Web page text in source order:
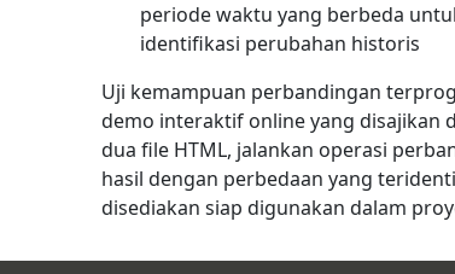
periode waktu yang berbeda
identifikasi perubahan historis
Uji kemampuan perbandingan
demo interaktif online yang disajikan
dua file HTML, jalankan operasi
hasil dengan perbedaan yang
disediakan siap digunakan dalam